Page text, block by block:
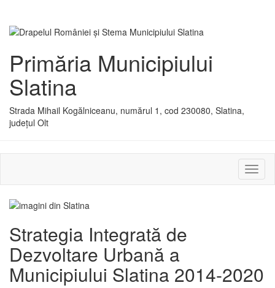
Primăria Municipiului
Slatina
Strada Mihail Kogălniceanu, numărul 1, cod 230080, Slatina,
județul Olt
sau
Strategia Integrată de
Dezvoltare Urbană a
Municipiului Slatina 2014-2020